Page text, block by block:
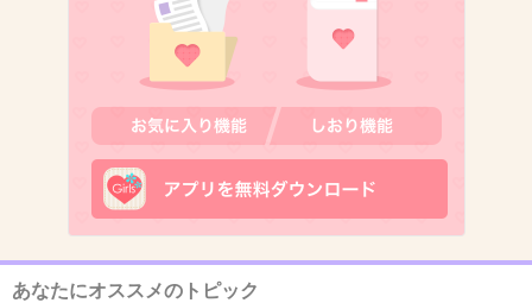
私も年下の男をむしゃぶりたい！
2013/12/06(金) 09:56:44
こうしてまた一人の遺産目当ての女性が増えま
あなたにオススメのトピック